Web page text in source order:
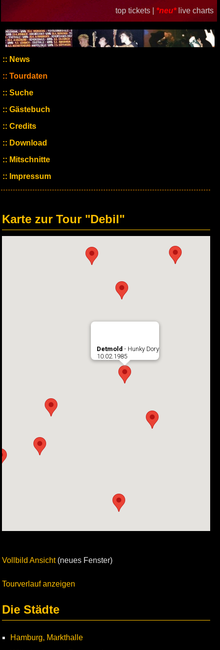
top tickets | *neu* live charts
News
Tourdaten
Suche
Gästebuch
Credits
Download
Mitschnitte
Impressum
Karte zur Tour "Debil"
Detmold - Hunky Dory
10.02.1985
Vollbild Ansicht(neues Fenster)
Tourverlauf anzeigen
Die Städte
Hamburg, Markthalle